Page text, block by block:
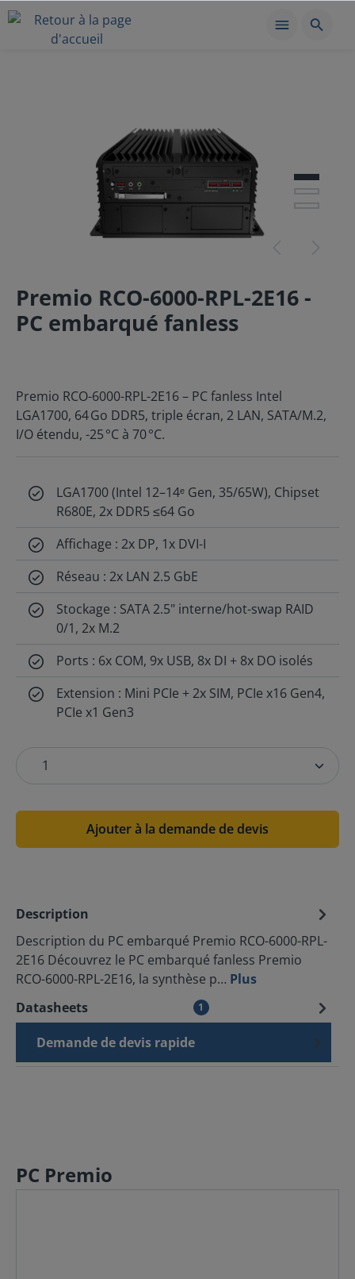
Premio RCO-6000-RPL-2E16 -
PC embarqué fanless
Premio RCO-6000-RPL-2E16 – PC fanless Intel
LGA1700, 64 Go DDR5, triple écran, 2 LAN, SATA/M.2,
I/O étendu, -25 °C à 70 °C.
LGA1700 (Intel 12–14ᵉ Gen, 35/65W), Chipset
R680E, 2x DDR5 ≤64 Go
Affichage : 2x DP, 1x DVI-I
Réseau : 2x LAN 2.5 GbE
Stockage : SATA 2.5" interne/hot-swap RAID
0/1, 2x M.2
Ports : 6x COM, 9x USB, 8x DI + 8x DO isolés
Extension : Mini PCIe + 2x SIM, PCIe x16 Gen4,
PCIe x1 Gen3
Ajouter à la demande de devis
Description
Description du PC embarqué Premio RCO-6000-RPL-
2E16 Découvrez le PC embarqué fanless Premio
RCO-6000-RPL-2E16, la synthèse p… Plus
Datasheets
1
Demande de devis rapide
PC Premio